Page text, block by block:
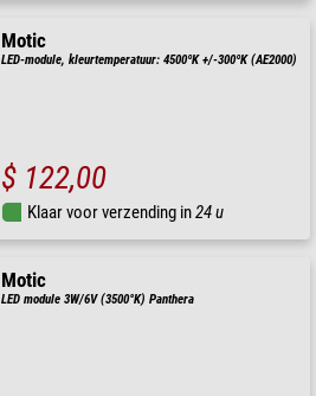
Motic
LED-module, kleurtemperatuur: 4500ºK +/-300ºK (AE2000)
$ 122,00
Klaar voor verzending in24 u
Motic
LED module 3W/6V (3500°K) Panthera